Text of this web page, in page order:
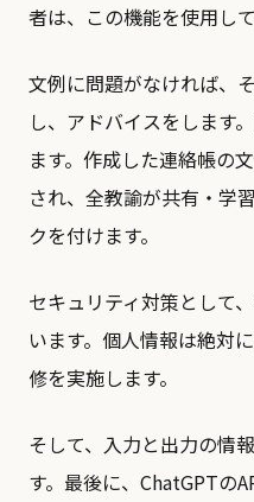
者は、この機能を使用し
文例に問題がなければ、
し、アドバイスをします
ます。作成した連絡帳の
され、全教諭が共有・学
クを付けます。
セキュリティ対策として
います。個人情報は絶対
修を実施します。
そして、入力と出力の情
す。最後に、ChatGPTの